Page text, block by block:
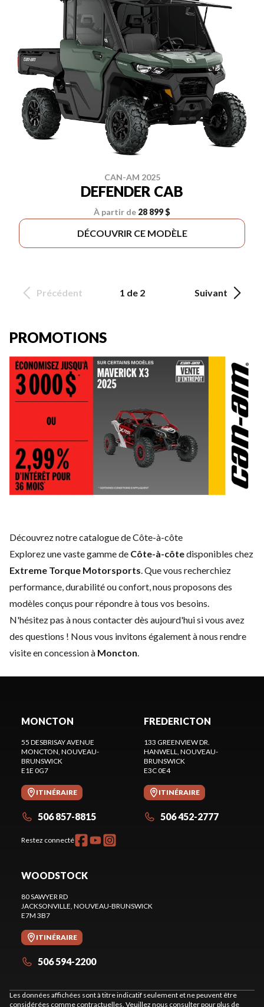
CAN-AM 2025
DEFENDER CAB
À partir de 28 899 $
DÉCOUVRIR CE MODÈLE
Précédent 1 de 2 Suivant
PROMOTIONS
Découvrez notre catalogue de Côte-à-côte
Explorez une vaste gamme de Côte-à-côtedisponibles chez
Extreme Torque Motorsports . Que vous recherchiez
performance, durabilité ou confort, nous proposons des
modèles conçus pour répondre à tous vos besoins.
N'hésitez pas ànous contacterdès aujourd'hui si vous avez
des questions ! Nous vous invitons également à nous rendre
visite en concession à Moncton
MONCTON
55 DESBRISAY AVENUE
MONCTON , NOUVEAU-
BRUNSWICK
E1E 0G7
ITINÉRAIRE
506 857-8815
Restez connecté
FREDERICTON
133 GREENVIEW DR.
HANWELL , NOUVEAU-
BRUNSWICK
E3C 0E4
ITINÉRAIRE
506 452-2777
WOODSTOCK
80 SAWYER RD
JACKSONVILLE , NOUVEAU-BRUNSWICK
E7M 3B7
ITINÉRAIRE
506 594-2200
Les données affichées sont à titre indicatif seulement et ne peuvent être
considérées comme contractuelles. Veuillez nous consulter pour plus de